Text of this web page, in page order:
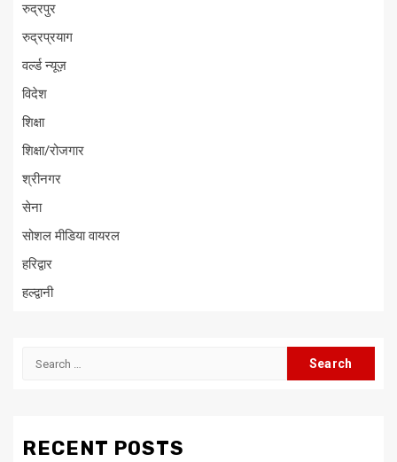
रुद्रपुर
रुद्रप्रयाग
वर्ल्ड न्यूज़
विदेश
शिक्षा
शिक्षा/रोजगार
श्रीनगर
सेना
सोशल मीडिया वायरल
हरिद्वार
हल्द्वानी
Search
RECENT POSTS